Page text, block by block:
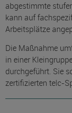
abgestimmte
kann auf
Arbeitsplätze
Die Maßnahme
in einer
durchgeführt. Sie
zertifizierten telc-